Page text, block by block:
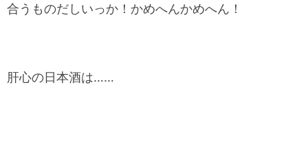
合うものだしいっか！かめへんかめへん！
肝心の日本酒は……